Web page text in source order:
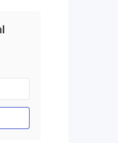
Düzenleyici Ülke/Bölge: Avustralya